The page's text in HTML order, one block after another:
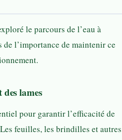
le parcours de l’eau à
l’importance de maintenir ce
lames
pour garantir l’efficacité de
feuilles, les brindilles et autres